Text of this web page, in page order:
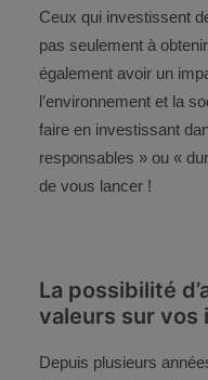
Ceux qui investissent
pas seulement à
également avoir un
l’environnement et la
faire en investissant
responsables » ou «
de vous lancer !
La possibilité
valeurs sur vos
Depuis plusieurs